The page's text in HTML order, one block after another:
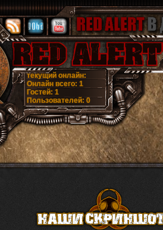
Онлайн всего: 1
Гостей: 1
Пользователей: 0
текущий онлайн: